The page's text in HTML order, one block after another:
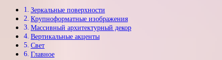
Зеркальные поверхности
Крупноформатные изображения
Массивный архитектурный декор
Вертикальные акценты
Свет
Главное